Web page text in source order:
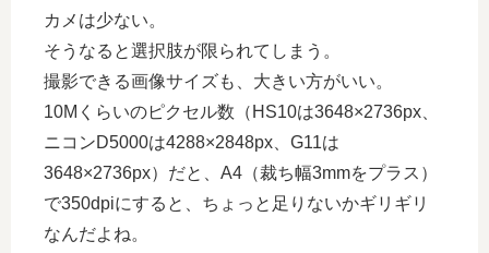
カメは少ない。
そうなると選択肢が限られてしまう。
撮影できる画像サイズも、大きい方がいい。
10Mくらいのピクセル数（HS10は3648×2736px、
ニコンD5000は4288×2848px、G11は
3648×2736px）だと、A4（裁ち幅3mmをプラス）
で350dpiにすると、ちょっと足りないかギリギリ
なんだよね。